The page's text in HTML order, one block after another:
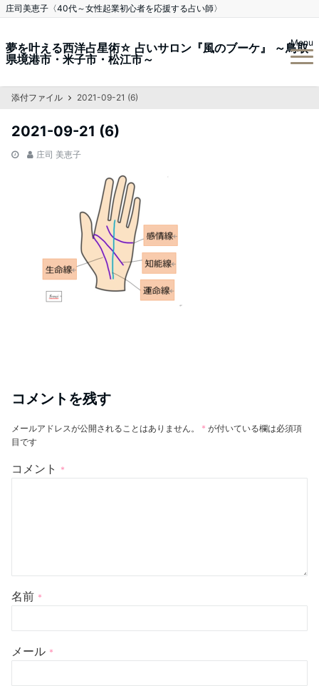
庄司美恵子〈40代～女性起業初心者を応援する占い師〉
夢を叶える西洋占星術☆ 占いサロン『風のブーケ』 ～鳥取
県境港市・米子市・松江市～
Menu
添付ファイル 2021-09-21 (6)
2021-09-21 (6)
庄司 美恵子
コメントを残す
メールアドレスが公開されることはありません。 * が付いている欄は必須項
目です
コメント *
名前 *
メール *